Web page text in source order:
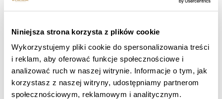
Niniejsza strona korzysta z plików cookie
Wykorzystujemy pliki cookie do spersonalizowania treści
i reklam, aby oferować funkcje społecznościowe i
analizować ruch w naszej witrynie. Informacje o tym, jak
korzystasz z naszej witryny, udostępniamy partnerom
społecznościowym, reklamowym i analitycznym.
Entwicklung mitgestaltenWellclinic - Kliniken für
ästhetische Medizin
und setzt damit neue Maßstäbe
in der Schönheitsindustrie,
Anti-Aging-Medizin
Langlebigkeitsmedizin